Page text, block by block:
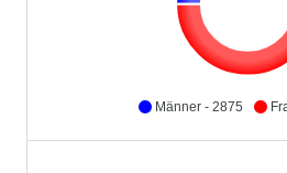
Männer - 2875